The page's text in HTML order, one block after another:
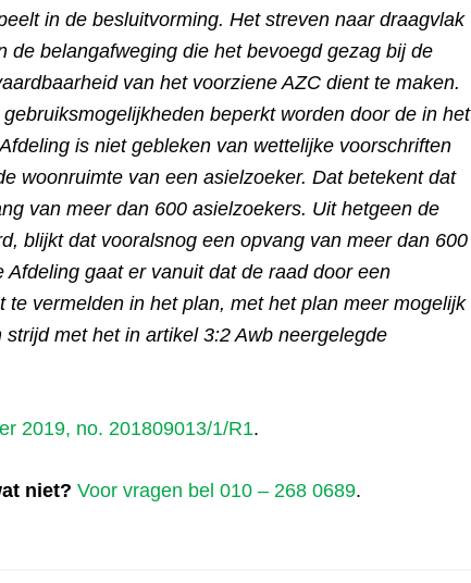
in de besluitvorming. Het streven naar draagvlak
de belangafweging die het bevoegd gezag bij de
van het voorziene AZC dient te maken.
beperkt worden door de in het
is niet gebleken van wettelijke voorschriften
woonruimte van een asielzoeker. Dat betekent dat
van meer dan 600 asielzoekers. Uit hetgeen de
blijkt dat vooralsnog een opvang van meer dan 600
gaat er vanuit dat de raad door een
vermelden in het plan, met het plan meer mogelijk
met het in artikel 3:2 Awb neergelegde
2019, no. 201809013/1/R1.
niet? Voor vragen bel 010 – 268 0689.